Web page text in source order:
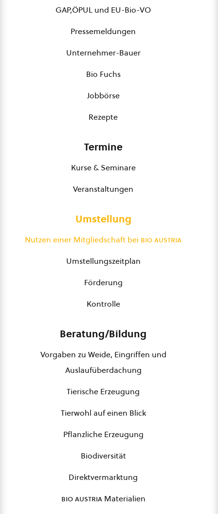
GAP,ÖPUL und EU-Bio-VO
Pressemeldungen
Unternehmer-Bauer
Bio Fuchs
Jobbörse
Rezepte
Termine
Kurse & Seminare
Veranstaltungen
Umstellung
Nutzen einer Mitgliedschaft bei bio austria
Umstellungszeitplan
Förderung
Kontrolle
Beratung/Bildung
Vorgaben zu Weide, Eingriffen und
Auslaufüberdachung
Tierische Erzeugung
Tierwohl auf einen Blick
Pflanzliche Erzeugung
Biodiversität
Direktvermarktung
bio austriaMaterialien